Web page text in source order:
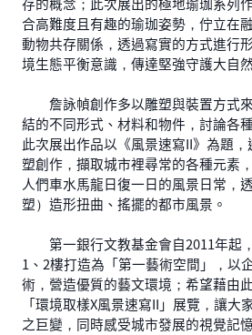
合高難度且有趣的瑜珈姿勢，佇立在
動物共存關係，透過寫實的方式進行
境生態平衡意識，傳達堅強守護大自
詹詠幀創作多以雕塑與裝置方式
結的不同形式、材料和物件，討論各
此次展出作品以《風景速寫II》為題
塑創作，擷取城市裡尋常的各種元素
人們車水馬龍日復一日的風景日常，
塑）造形扭曲、搖擺的都市風景。
第一銀行文教基金會自2011年起
1、2樓打造為「第一藝術空間」，以
術，營造優質的藝文環境；希望藉由
「環境取樣X風景速寫II」展覽，讓大
之巨變，同時感受城市發展的視覺記